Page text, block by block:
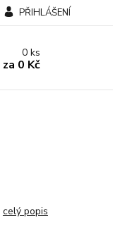
PŘIHLÁŠENÍ
0ks
za 0 Kč
celý popis